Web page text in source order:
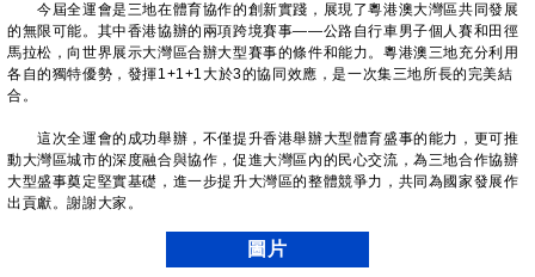
今屆全運會是三地在體育協作的創新實踐，展現了粵港澳大灣區共同發展
的無限可能。其中香港協辦的兩項跨境賽事——公路自行車男子個人賽和田徑
馬拉松，向世界展示大灣區合辦大型賽事的條件和能力。粵港澳三地充分利用
各自的獨特優勢，發揮1+1+1大於3的協同效應，是一次集三地所長的完美結
合。
這次全運會的成功舉辦，不僅提升香港舉辦大型體育盛事的能力，更可推
動大灣區城市的深度融合與協作，促進大灣區內的民心交流，為三地合作協辦
大型盛事奠定堅實基礎，進一步提升大灣區的整體競爭力，共同為國家發展作
出貢獻。謝謝大家。
圖片